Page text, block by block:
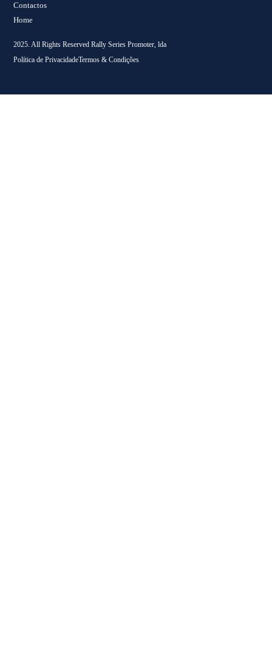
Contactos
Home
2025. All Rights Reserved Rally Series Promoter, lda
Política de PrivacidadeTermos & Condições